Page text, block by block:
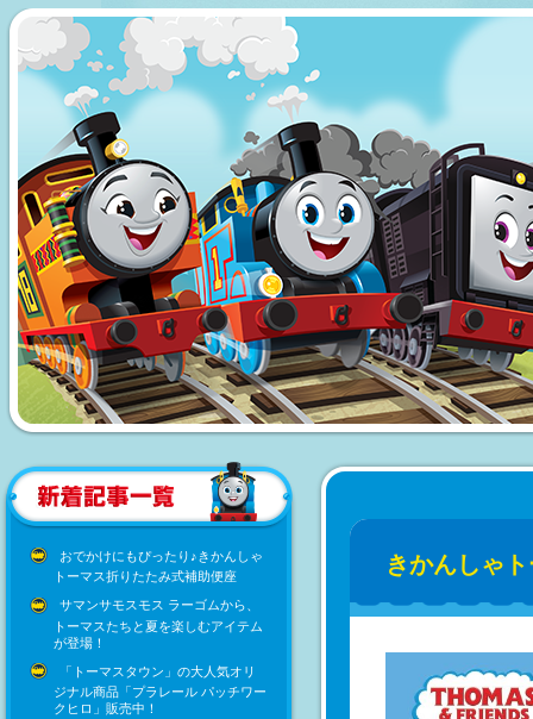
おでかけにもぴったり♪きかんしゃ
トーマス折りたたみ式補助便座
サマンサモスモス ラーゴムから、
トーマスたちと夏を楽しむアイテム
が登場！
「トーマスタウン」の大人気オリ
ジナル商品「プラレール パッチワー
クヒロ」販売中！
きかんしゃ